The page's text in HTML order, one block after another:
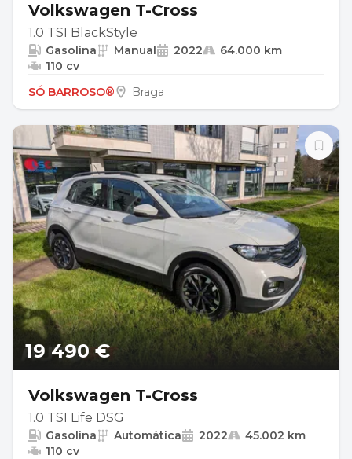
Volkswagen T-Cross
1.0 TSI BlackStyle
Gasolina Manual 2022
64.000 km
110 cv
SÓ BARROSO®
Braga
19 490 €
Volkswagen T-Cross
1.0 TSI Life DSG
Gasolina Automática 2022
45.002 km
110 cv